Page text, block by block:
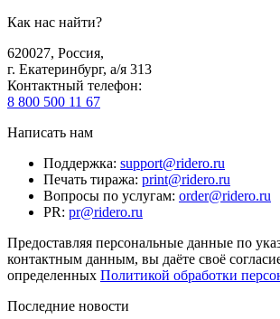
Как нас найти?
620027, Россия,
г. Екатеринбург, а/я 313
Контактный телефон:
8 800 500 11 67
Написать нам
Поддержка: support@ridero.ru
Печать тиража: print@ridero.ru
Вопросы по услугам: order@ridero.ru
PR: pr@ridero.ru
Предоставляя персональные данные по
контактным данным, вы даёте своё
определенных Политикой обработки
Последние новости